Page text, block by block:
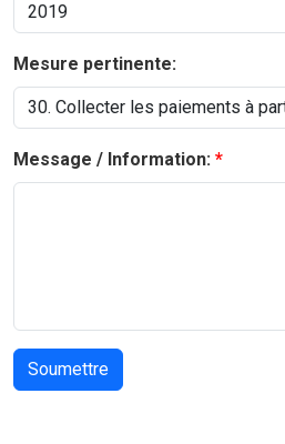
Mesure pertinente:
Message / Information: